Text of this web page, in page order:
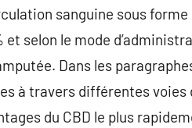
sanguine sous
et selon le mode
Dans les
à travers différentes voies
du CBD le plus